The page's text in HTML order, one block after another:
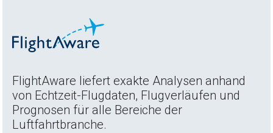
FlightAware liefert exakte Analysen anhand
von Echtzeit-Flugdaten, Flugverläufen und
Prognosen für alle Bereiche der
Luftfahrtbranche.